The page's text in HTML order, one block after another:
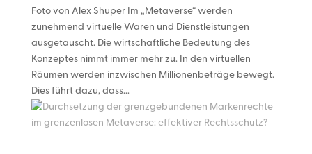
Foto von Alex Shuper Im „Metaverse“ werden
zunehmend virtuelle Waren und Dienstleistungen
ausgetauscht. Die wirtschaftliche Bedeutung des
Konzeptes nimmt immer mehr zu. In den virtuellen
Räumen werden inzwischen Millionenbeträge bewegt.
Dies führt dazu, dass...